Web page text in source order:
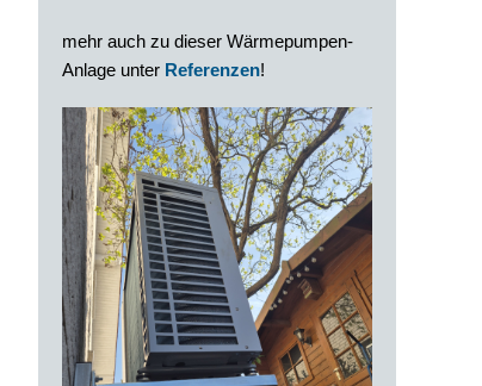
mehr auch zu dieser Wärmepumpen-
Anlage unter Referenzen!